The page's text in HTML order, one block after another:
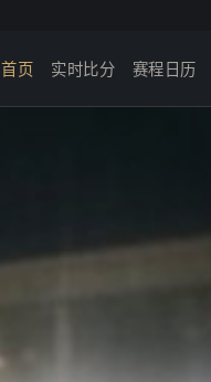
首页 实时比分 赛程日历